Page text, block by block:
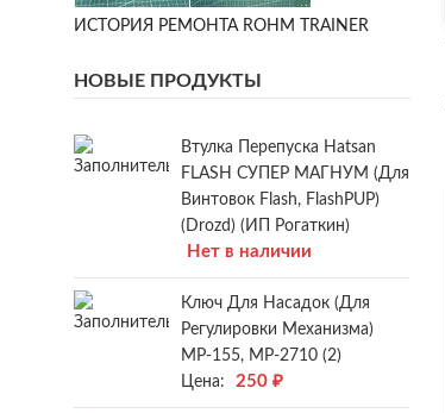
ИСТОРИЯ РЕМОНТА ROHM TRAINER
НОВЫЕ ПРОДУКТЫ
Втулка Перепуска Hatsan
FLASH СУПЕР МАГНУМ (для
Винтовок Flash, FlashPUP)
(Drozd) (ИП Рогаткин)
Нет в наличии
Ключ Для Насадок (для
Регулировки Механизма)
МР-155, МР-2710 (2)
Цена:
250 ₽